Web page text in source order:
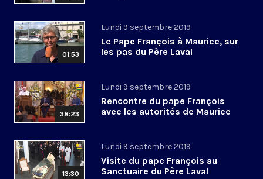
01:53
Lundi 9 septembre 2019
Le Pape François à Maurice, sur
les pas du Père Laval
38:23
Lundi 9 septembre 2019
Rencontre du pape François
avec les autorités de Maurice
13:30
Lundi 9 septembre 2019
Visite du pape François au
Sanctuaire du Père Laval